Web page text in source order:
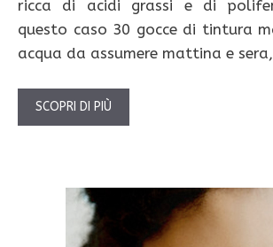
ricca di acidi grassi e di
questo caso 30 gocce di tintura
acqua da assumere mattina e
SCOPRI DI PIÙ